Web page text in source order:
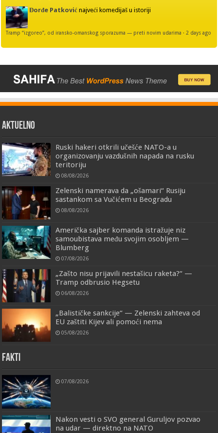
Đorđe Patković najveći komedijaš u istoriji
Tramp “izgoreo”, od iransko-omanskog sporazuma — preti novim udarima ·2 days ago
AKTUELNO
Ruski hakeri otkrili učešće NATO-a u
organizovanju vazdušnih napada na rusku
teritoriju
08/08/2026
Zelenski namerava da „ošamari“ Rusiju
sastankom sa Vučićem u Beogradu
08/08/2026
Američka sajber komanda istražuje niz
samoubistava među svojim osobljem —
Blumberg
07/08/2026
„Zašto nisu prijavili nestašicu raketa?“ —
Tramp odbrusio Hegsetu
06/08/2026
„Balističke sankcije“ — Zelenski zahteva od
EU zaštiti Kijev ali pomoći nema
05/08/2026
FAKTI
07/08/2026
Nakon vesti o SVO general Guruljov pozvao
na udar — direktno na NATO